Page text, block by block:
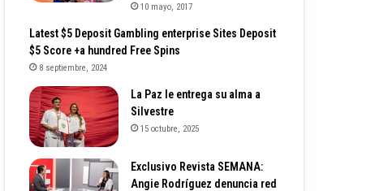
10 mayo, 2017
Latest $5 Deposit Gambling enterprise Sites Deposit
$5 Score +a hundred Free Spins
8 septiembre, 2024
La Paz le entrega su alma a
Silvestre
15 octubre, 2025
Exclusivo Revista SEMANA:
Angie Rodríguez denuncia red